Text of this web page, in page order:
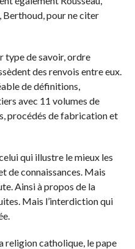
pour ne citer
type de savoir, ordre
des renvois entre eux.
de définitions,
avec 11 volumes de
procédés de fabrication et
qui illustre le mieux les
de connaissances. Mais
Ainsi à propos de la
Mais l’interdiction qui
religion catholique, le pape